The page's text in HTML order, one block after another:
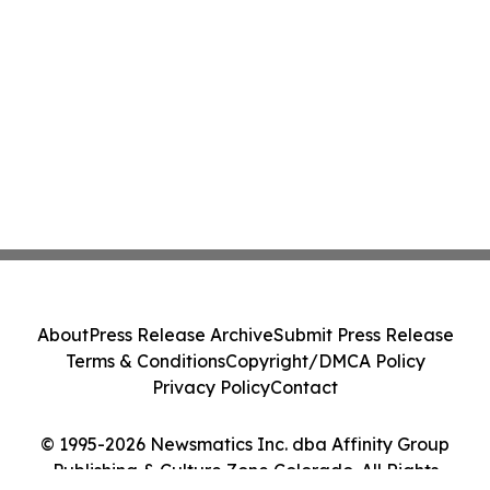
© 1995-2026 Newsmatics Inc. dba Affinity Group
Publishing & Culture Zone Colorado. All Rights
AboutPress Release ArchiveSubmit Press Release
Terms & ConditionsCopyright/DMCA Policy
Privacy PolicyContact